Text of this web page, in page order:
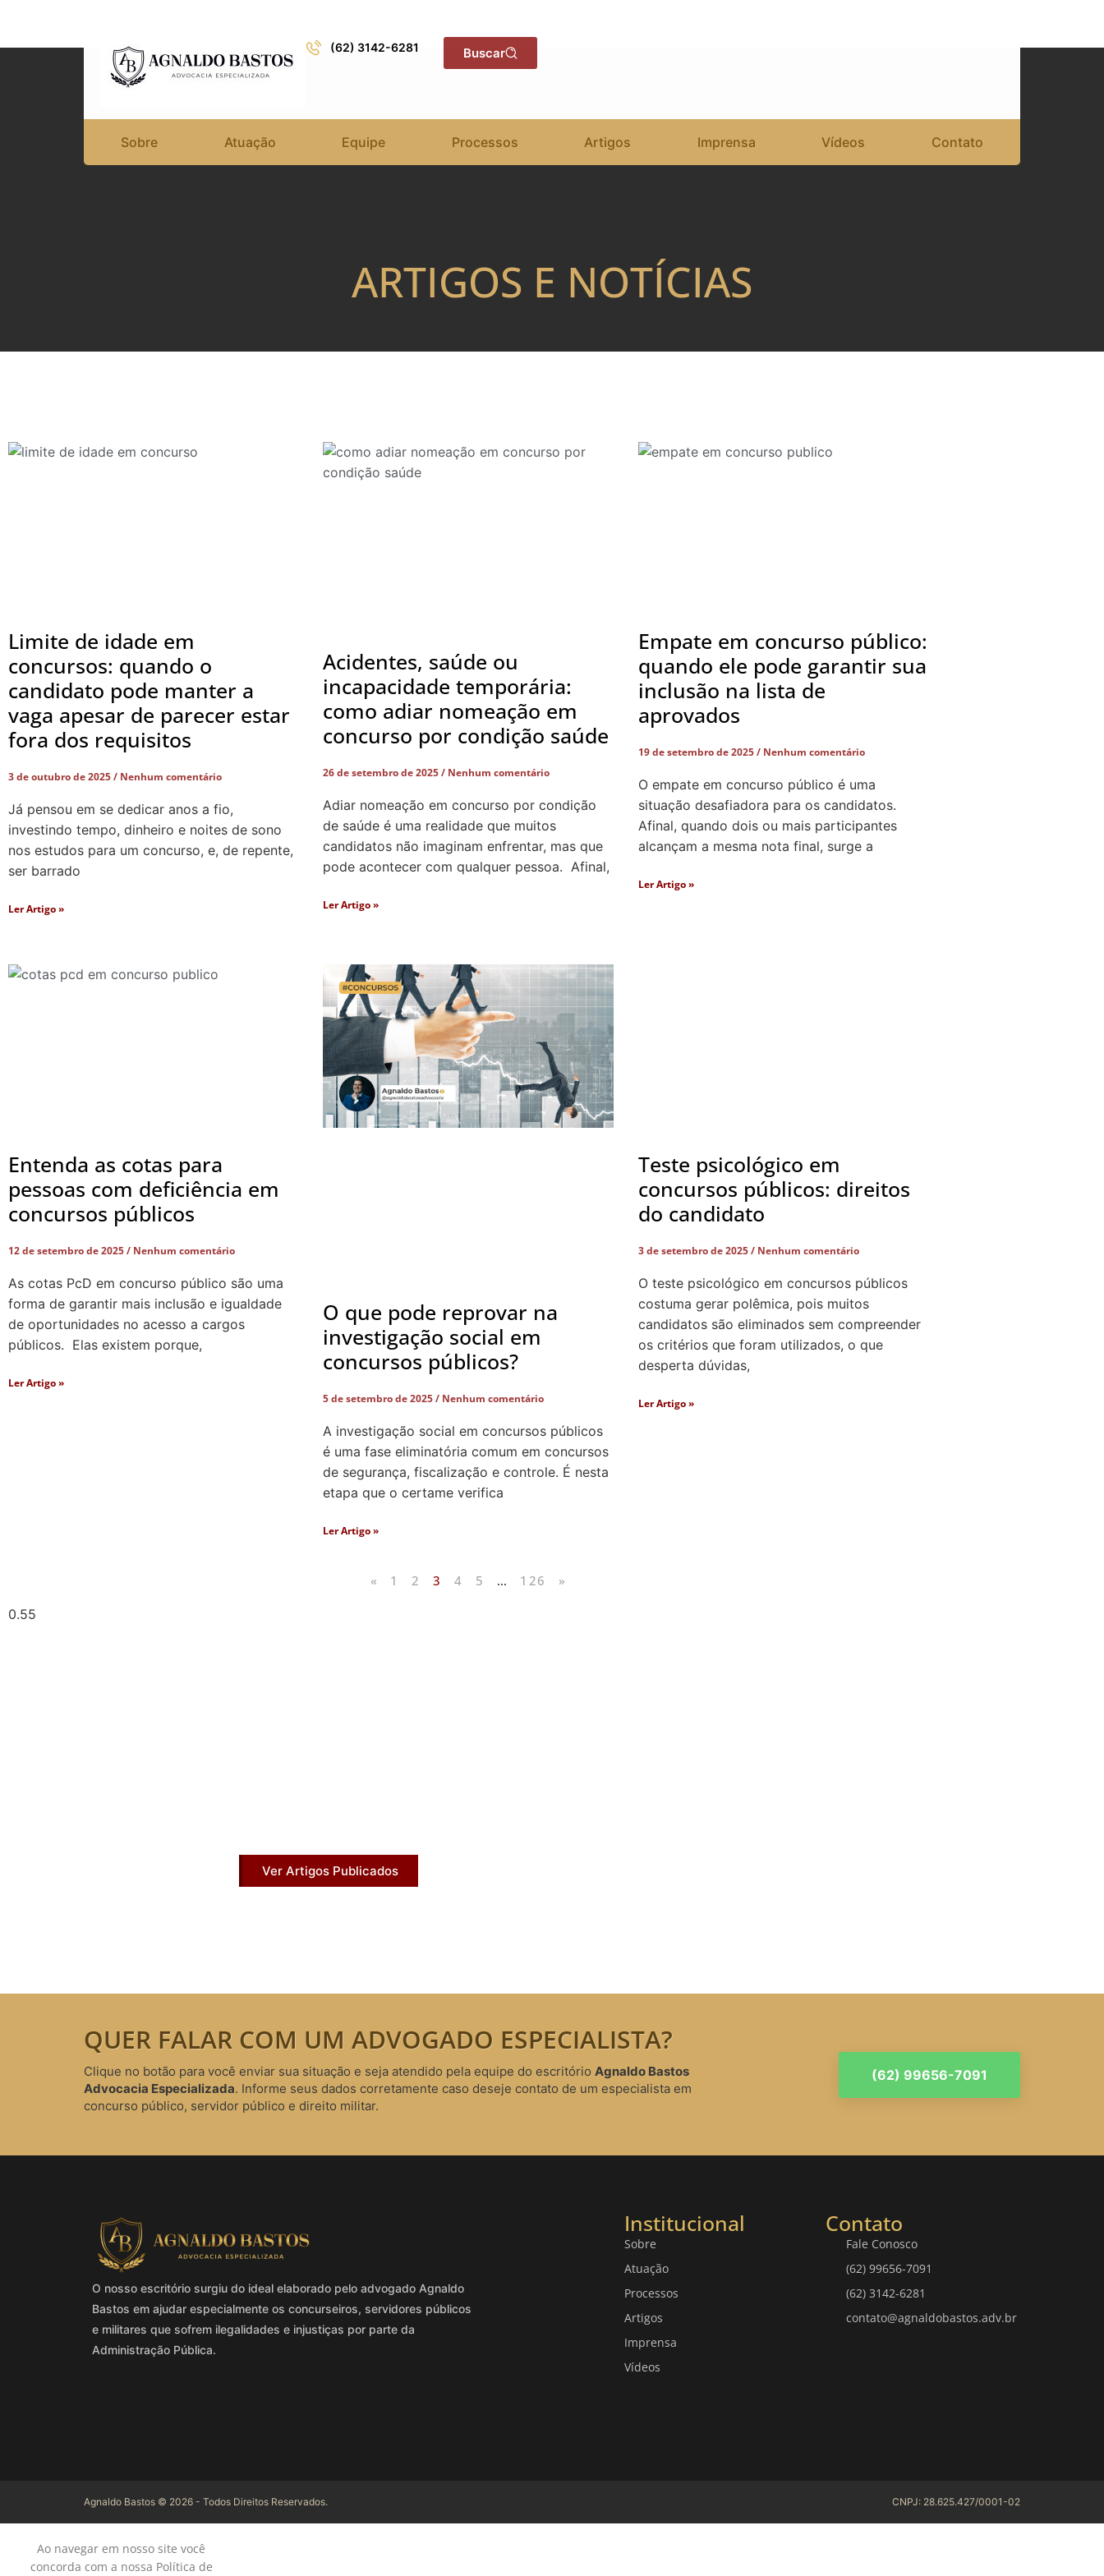
(62) 3142-6281 Buscar
Sobre Atuação Equipe Processos Artigos Imprensa Vídeos Contato
ARTIGOS E NOTÍCIAS
Limite de idade em
concursos: quando o
candidato pode manter a
vaga apesar de parecer estar
fora dos requisitos
3 de outubro de 2025 Nenhum comentário
Já pensou em se dedicar anos a fio,
investindo tempo, dinheiro e noites de sono
nos estudos para um concurso, e, de repente,
ser barrado
Ler Artigo »
Acidentes, saúde ou
incapacidade temporária:
como adiar nomeação em
concurso por condição saúde
26 de setembro de 2025 Nenhum comentário
Adiar nomeação em concurso por condição
de saúde é uma realidade que muitos
candidatos não imaginam enfrentar, mas que
pode acontecer com qualquer pessoa. Afinal,
Ler Artigo »
Empate em concurso público:
quando ele pode garantir sua
inclusão na lista de
aprovados
19 de setembro de 2025 Nenhum comentário
O empate em concurso público é uma
situação desafiadora para os candidatos.
Afinal, quando dois ou mais participantes
alcançam a mesma nota final, surge a
Ler Artigo »
Entenda as cotas para
pessoas com deficiência em
concursos públicos
12 de setembro de 2025 Nenhum comentário
As cotas PcD em concurso público são uma
forma de garantir mais inclusão e igualdade
de oportunidades no acesso a cargos
públicos. Elas existem porque,
Ler Artigo »
O que pode reprovar na
investigação social em
concursos públicos?
5 de setembro de 2025 Nenhum comentário
A investigação social em concursos públicos
é uma fase eliminatória comum em concursos
de segurança, fiscalização e controle. É nesta
etapa que o certame verifica
Ler Artigo »
Teste psicológico em
concursos públicos: direitos
do candidato
3 de setembro de 2025 Nenhum comentário
O teste psicológico em concursos públicos
costuma gerar polêmica, pois muitos
candidatos são eliminados sem compreender
os critérios que foram utilizados, o que
desperta dúvidas,
Ler Artigo »
« 1 2 3 4 5 … 126 »
Ver Artigos Publicados
QUER FALAR COM UM ADVOGADO ESPECIALISTA?
Clique no botão para você enviar sua situação e seja atendido pela equipe do escritório Agnaldo Bastos
Advocacia Especializada. Informe seus dados corretamente caso deseje contato de um especialista em
concurso público, servidor público e direito militar.
(62) 99656-7091
O nosso escritório surgiu do ideal elaborado pelo advogado Agnaldo
Bastos em ajudar especialmente os concurseiros, servidores públicos
e militares que sofrem ilegalidades e injustiças por parte da
Administração Pública.
Institucional
Sobre
Atuação
Processos
Artigos
Imprensa
Vídeos
Contato
Fale Conosco
(62) 99656-7091
(62) 3142-6281
contato@agnaldobastos.adv.br
Agnaldo Bastos © 2026 - Todos Direitos Reservados. CNPJ: 28.625.427/0001-02
Ao navegar em nosso site você
concorda com a nossa Política de